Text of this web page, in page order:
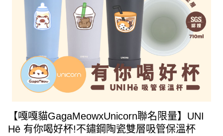
【嘎嘎貓GagaMeowxUnicorn聯名限量】UNI
Hē 有你喝好杯!不鏽鋼陶瓷雙層吸管保溫杯